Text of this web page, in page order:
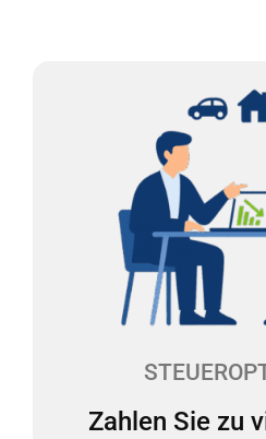
Zahlen Sie zu
Zahlen Sie zu
Die Rechtsformwahl, der
viele Stellschrauben, die
Steuerbelastung auswirken.
werfen mindestens einmal